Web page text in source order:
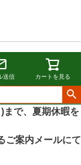
送信 カートを見る
まで、夏期休暇を
案内メールにて